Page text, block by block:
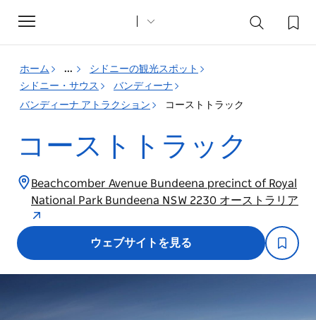
Toggle
navigation
ホーム ...
シドニーの観光スポット
シドニー・サウス
バンディーナ
バンディーナ アトラクション
コーストトラック
コーストトラック
Beachcomber Avenue Bundeena precinct of Royal
National Park Bundeena NSW 2230 オーストラリア
ウェブサイトを見る